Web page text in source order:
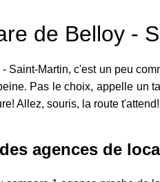
de Belloy -
Saint-Martin, c'est un peu
Pas le choix, appelle un
Allez, souris, la route t'attend!
agences de